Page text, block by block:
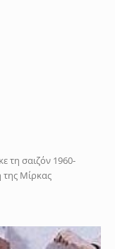
τη σαιζόν 1960-
της Μίρκας